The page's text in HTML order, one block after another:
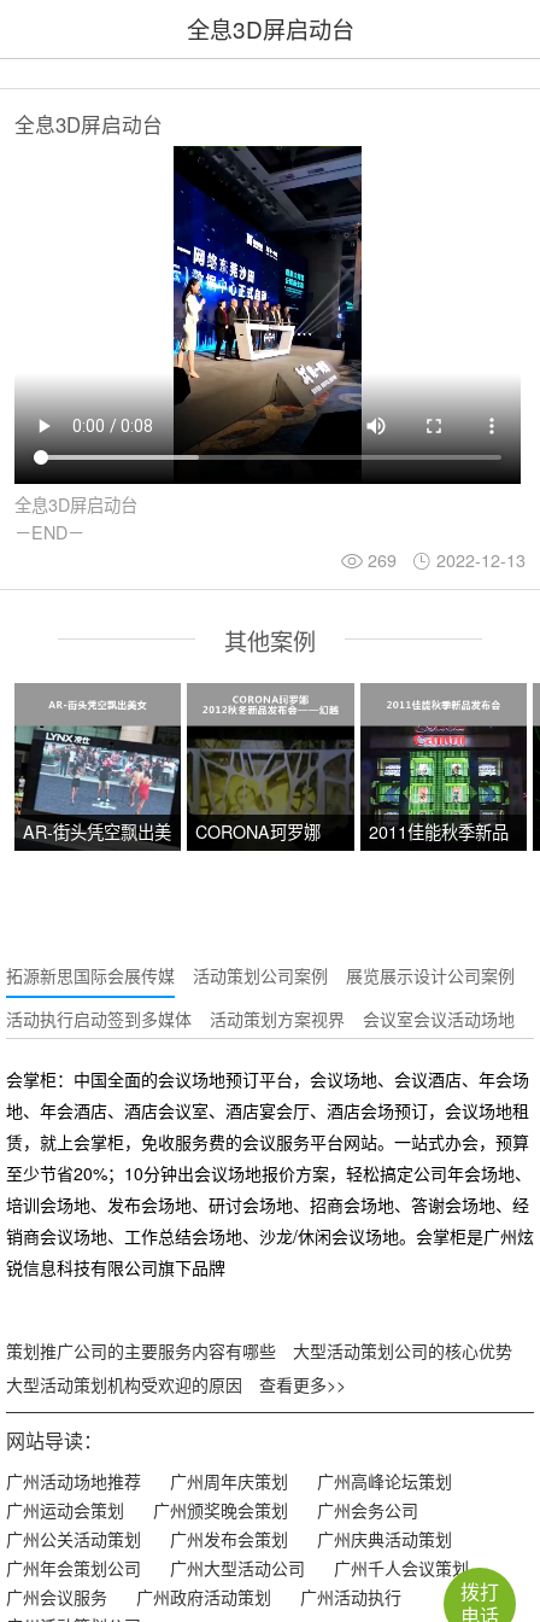
全息3D屏启动台
全息3D屏启动台
全息3D屏启动台
－END－
269
2022-12-13
其他案例
AR-街头凭空飘出美
CORONA珂罗娜
2011佳能秋季新品
拓源新思国际会展传媒 活动策划公司案例
展览展示设计公司案例
活动执行启动签到多媒体
活动策划方案视界 会议室会议活动场地
会掌柜：中国全面的会议场地预订平台，会议场地、会议酒店、年会场
地、年会酒店、酒店会议室、酒店宴会厅、酒店会场预订，会议场地租
赁，就上会掌柜，免收服务费的会议服务平台网站。一站式办会，预算
至少节省20%；10分钟出会议场地报价方案，轻松搞定公司年会场地、
培训会场地、发布会场地、研讨会场地、招商会场地、答谢会场地、经
销商会议场地、工作总结会场地、沙龙/休闲会议场地。会掌柜是广州炫
锐信息科技有限公司旗下品牌
策划推广公司的主要服务内容有哪些
大型活动策划公司的核心优势
大型活动策划机构受欢迎的原因
查看更多>>
网站导读：
广州活动场地推荐 广州周年庆策划
广州高峰论坛策划
广州运动会策划
广州颁奖晚会策划
广州会务公司
广州公关活动策划
广州发布会策划
广州庆典活动策划
广州年会策划公司
广州大型活动公司
广州千人会议策划
广州会议服务
广州政府活动策划
广州活动执行
拨打
电话